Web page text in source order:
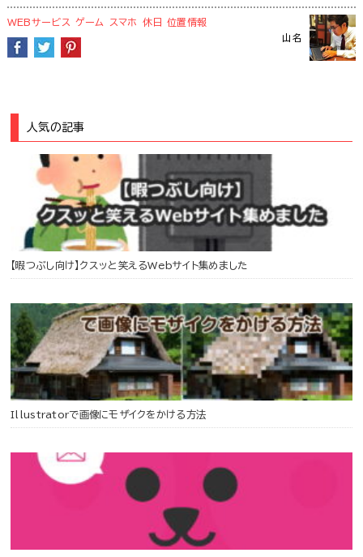
山名
WEBサービス ゲーム スマホ 休日 位置情報
人気の記事
【暇つぶし向け】クスッと笑えるWebサイト集めました
Illustratorで画像にモザイクをかける方法